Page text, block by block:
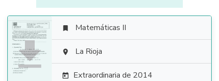

 Matemáticas II
 La Rioja
 Extraordinaria de 2014